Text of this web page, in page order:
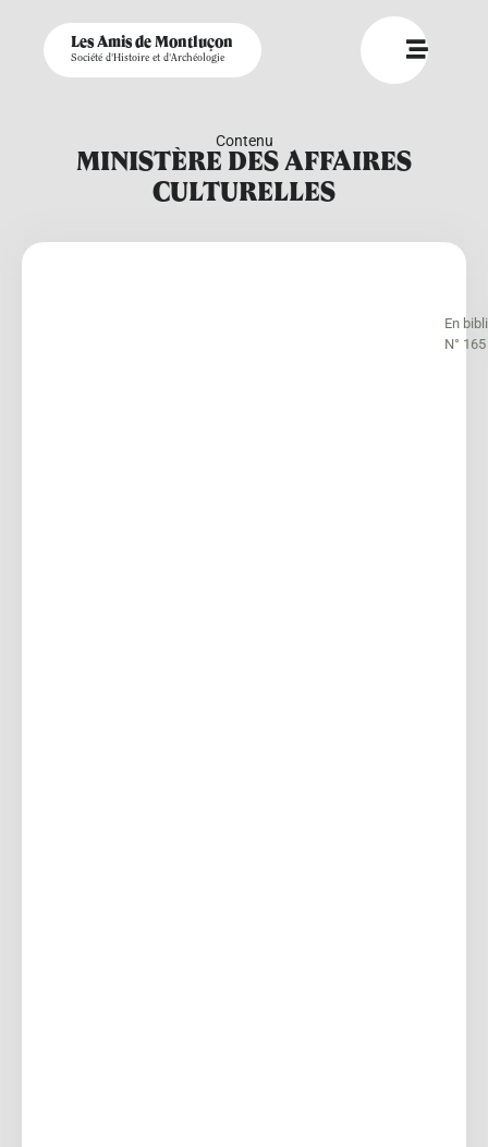
Les Amis de Montluçon
Société d'Histoire et d'Archéologie
Contenu
MINISTÈRE DES AFFAIRES
CULTURELLES
En
N° 165